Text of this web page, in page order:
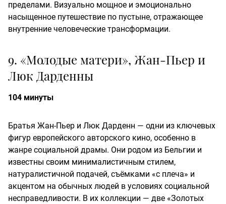
пределами. Визуально мощное и эмоционально
насыщенное путешествие по пустыне, отражающее
внутренние человеческие трансформации.
9. «Молодые матери», Жан-Пьер и
Люк Дарденны
104 минуты
Братья Жан-Пьер и Люк Дарденн — одни из ключевых
фигур европейского авторского кино, особенно в
жанре социальной драмы. Они родом из Бельгии и
известны своим минималистичным стилем,
натуралистичной подачей, съёмками «с плеча» и
акцентом на обычных людей в условиях социальной
несправедливости. В их коллекции — две «Золотых